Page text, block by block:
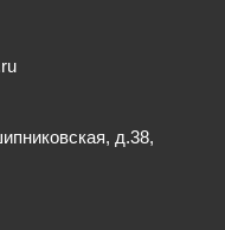
д.38,